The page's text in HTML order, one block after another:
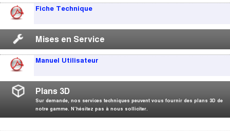
Fiche Technique
Mises en Service
Manuel Utilisateur
Plans 3D
Sur demande, nos services techniques peuvent vous fournir des plans 3D de
notre gamme. N’hésitez pas à nous solliciter.